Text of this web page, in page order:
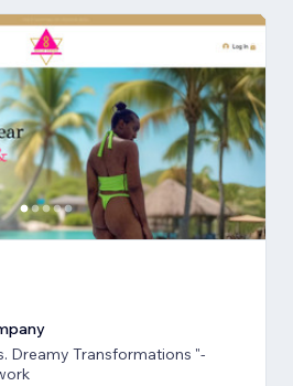
Dreamy Transformations "-